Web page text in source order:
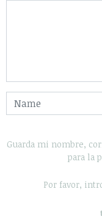
Guarda mi nombre,
para la
Por favor,